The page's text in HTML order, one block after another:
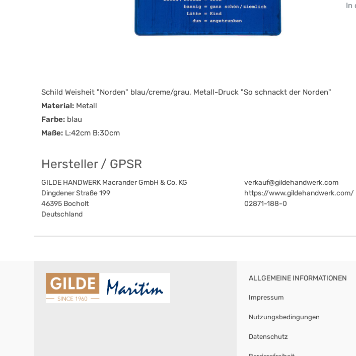
In
Schild Weisheit "Norden" blau/creme/grau, Metall-Druck "So schnackt der Norden"
Material: Metall
Farbe: blau
Maße: L:42cm B:30cm
Hersteller / GPSR
GILDE HANDWERK Macrander GmbH & Co. KG
Dingdener Straße 199
46395 Bocholt
Deutschland
verkauf@gildehandwerk.com
https://www.gildehandwerk.com/
02871-188-0
ALLGEMEINE INFORMATIONEN
Impressum
Nutzungsbedingungen
Datenschutz